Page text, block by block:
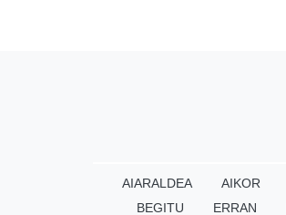
AIARALDEA AIKOR
BEGITU
ERRAN